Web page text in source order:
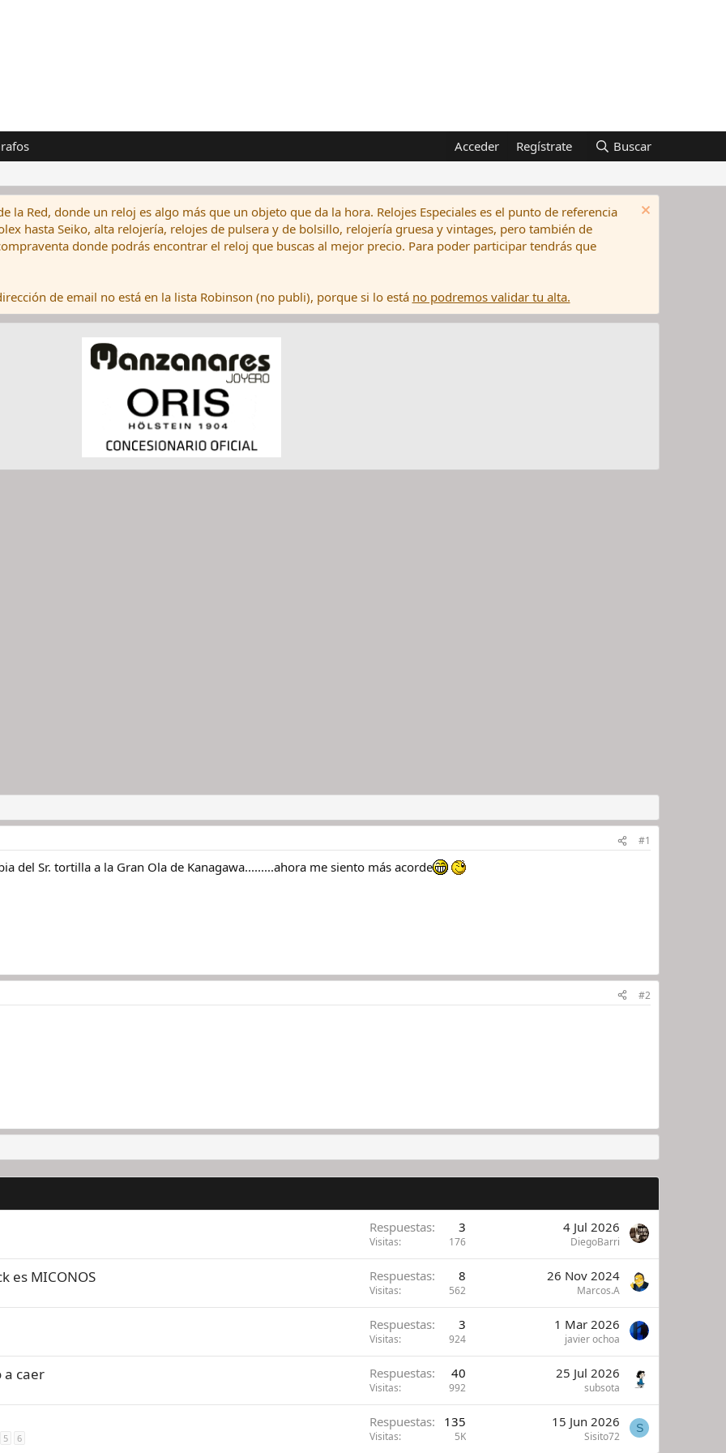
Acceder Regístrate Buscar
la Red, donde un reloj es algo más que un objeto que da la hora. Relojes Especiales es el punto de referencia
hasta Seiko, alta relojería, relojes de pulsera y de bolsillo, relojería gruesa y vintages, pero también de
donde podrás encontrar el reloj que buscas al mejor precio. Para poder participar tendrás que
de email no está en la lista Robinson (no publi), porque si lo está no podremos validar tu alta.
#1
del Sr. tortilla a la Gran Ola de Kanagawa.........ahora me siento más acorde
#2
Respuestas 3
Visitas 176
4 Jul 2026
DiegoBarri
es MICONOS Respuestas 8
Visitas 562
26 Nov 2024
Marcos.A
Respuestas 3
Visitas 924
1 Mar 2026
javier ochoa
a caer Respuestas 40
Visitas 992
25 Jul 2026
subsota
5 6
Respuestas 135
Visitas 5K
15 Jun 2026
Sisito72
S